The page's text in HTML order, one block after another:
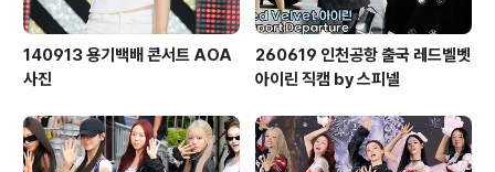
140913 용기백배 콘서트 AOA
사진
260619 인천공항 출국 레드벨벳
아이린 직캠 by 스피넬